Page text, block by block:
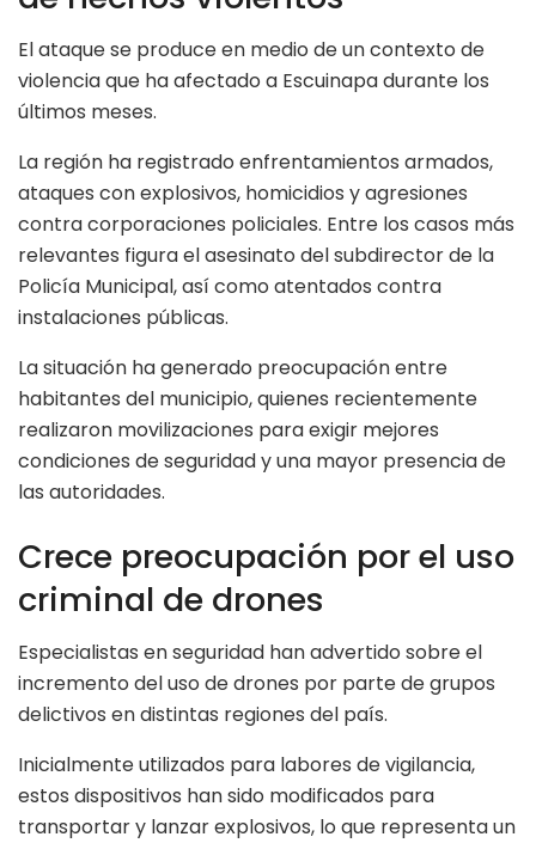
El ataque se produce en medio de un contexto de
violencia que ha afectado a Escuinapa durante los
últimos meses.
La región ha registrado enfrentamientos armados,
ataques con explosivos, homicidios y agresiones
contra corporaciones policiales. Entre los casos más
relevantes figura el asesinato del subdirector de la
Policía Municipal, así como atentados contra
instalaciones públicas.
La situación ha generado preocupación entre
habitantes del municipio, quienes recientemente
realizaron movilizaciones para exigir mejores
condiciones de seguridad y una mayor presencia de
las autoridades.
Crece preocupación por el uso
criminal de drones
Especialistas en seguridad han advertido sobre el
incremento del uso de drones por parte de grupos
delictivos en distintas regiones del país.
Inicialmente utilizados para labores de vigilancia,
estos dispositivos han sido modificados para
transportar y lanzar explosivos, lo que representa un